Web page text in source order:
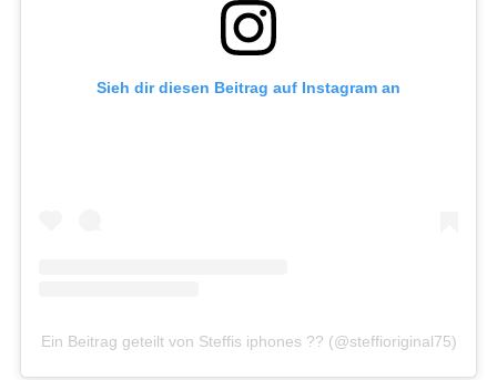
Sieh dir diesen Beitrag auf Instagram an
Ein Beitrag geteilt von Steffis iphones ?? (@steffioriginal75)